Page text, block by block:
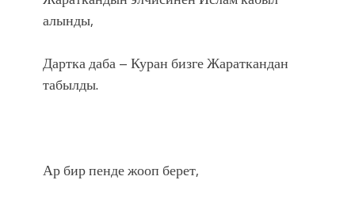
алынды,
Дартка даба – Куран бизге Жараткандан
табылды.
Ар бир пенде жооп берет,